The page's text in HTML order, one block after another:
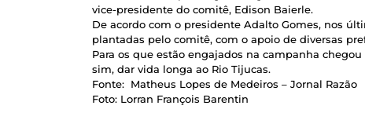
vice-presidente do comitê, Edison Baierle.
De acordo com o presidente Adalto Gomes, nos
plantadas pelo comitê, com o apoio de diversas
Para os que estão engajados na campanha
sim, dar vida longa ao Rio Tijucas.
Fonte: Matheus Lopes de Medeiros – Jornal Razão
Foto: Lorran François Barentin